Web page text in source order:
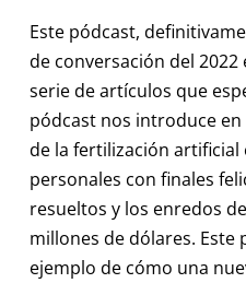
Este pódcast,
de conversación del
serie de artículos que
pódcast nos introduce
de la fertilización artificial
personales con finales
resueltos y los enredos
millones de dólares. Este
ejemplo de cómo una